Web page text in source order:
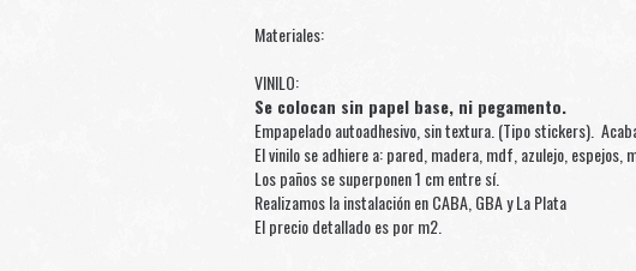
Materiales:
VINILO:
Se colocan sin papel base, ni pegamento.
Empapelado autoadhesivo, sin textura. (Tipo stickers).
El vinilo se adhiere a: pared, madera, mdf, azulejo, espejos,
Los paños se superponen 1 cm entre sí.
Realizamos la instalación en CABA, GBA y La Plata
El precio detallado es por m2.